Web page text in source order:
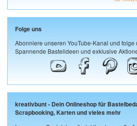
Folge uns
Abonniere unseren YouTube-Kanal und
Spannende Bastelideen und exklusive
kreativbunt - Dein Onlineshop für
Scrapbooking, Karten und vieles mehr